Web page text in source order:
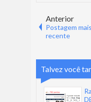
Anterior
Postagem mais
recente
Talvez você